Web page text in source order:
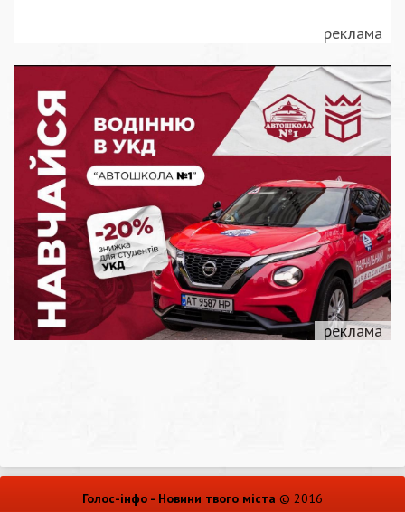
Голос-інфо - Новини твого міста © 2016